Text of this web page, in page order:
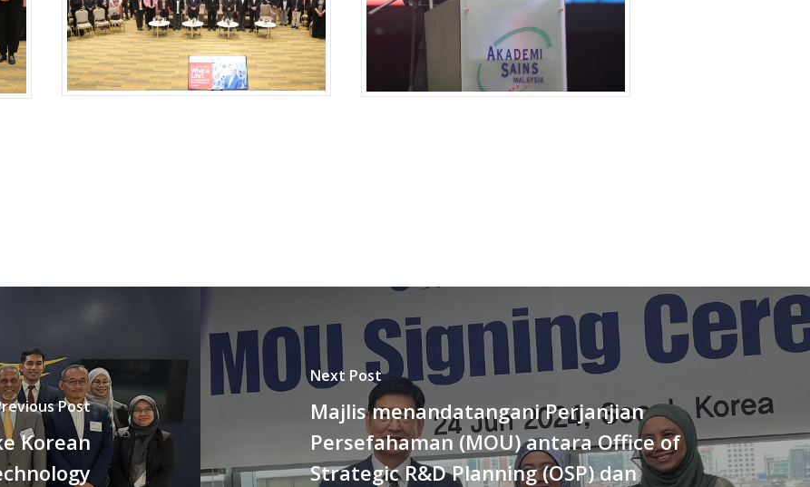
Post
Korean
Next Post
Majlis menandatangani Perjanjian
Persefahaman (MOU) antara Office of
Strategic R&D Planning (OSP) dan